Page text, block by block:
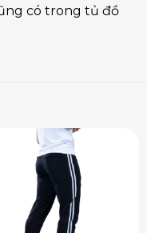
có trong tủ đồ